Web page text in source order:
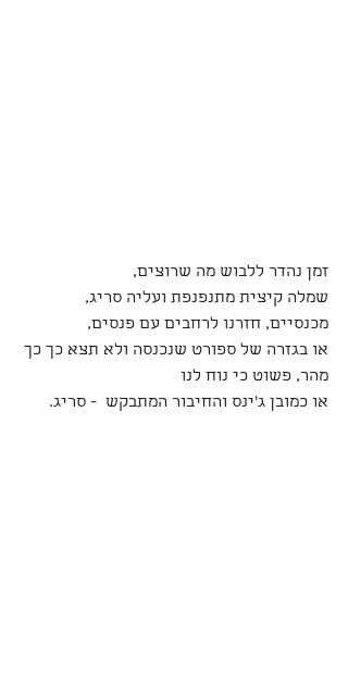
זמן נהדר ללבוש מה שרוצים,
שמלה קיצית מתנפנפת ועליה סריג,
מכנסיים, חזרנו לרחבים עם פנסים,
או בגזרה של ספורט שנכנסה ולא תצא כך כך
מהר, פשוט כי נוח לנו
או כמובן ג׳ינס והחיבור המתבקש  - סריג.